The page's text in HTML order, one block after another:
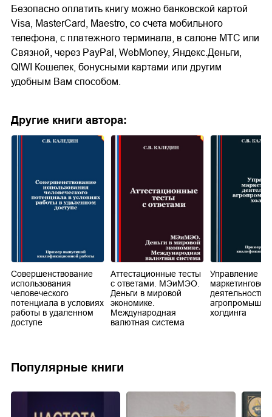
Безопасно оплатить книгу можно банковской картой
Visa, MasterCard, Maestro, со счета мобильного
телефона, с платежного терминала, в салоне МТС или
Связной, через PayPal, WebMoney, Яндекс.Деньги,
QIWI Кошелек, бонусными картами или другим
удобным Вам способом.
Другие книги автора:
Совершенствование
использования
человеческого
потенциала в условиях
работы в удаленном
доступе
Аттестационные тесты
с ответами. МЭиМЭО.
Деньги в мировой
экономике.
Международная
валютная система
Управление
маркетинговой
деятельностью
холдинга
Популярные книги